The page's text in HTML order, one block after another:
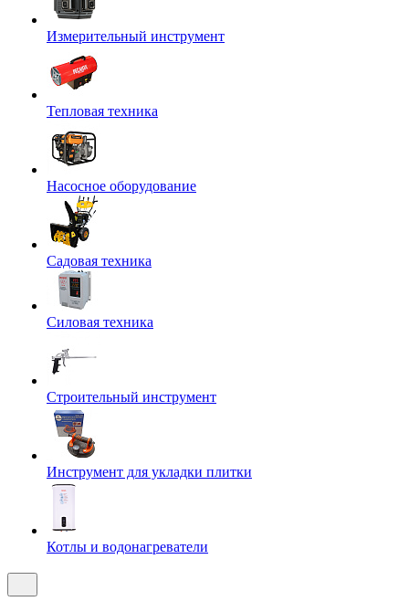
Измерительный инструмент
Тепловая техника
Насосное оборудование
Садовая техника
Силовая техника
Строительный инструмент
Инструмент для укладки плитки
Котлы и водонагреватели